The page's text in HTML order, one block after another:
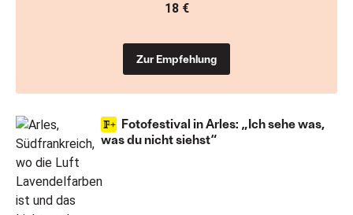
Fotofestival in Arles: „Ich sehe was,
was du nicht siehst“
18 €
Zur Empfehlung